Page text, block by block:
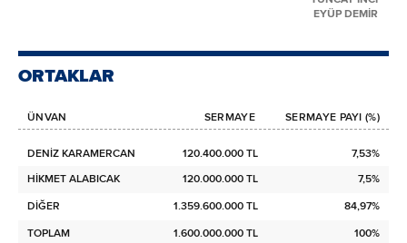
EYÜP DEMİR
ORTAKLAR
ÜNVAN SERMAYE SERMAYE PAYI (%)
DENİZ KARAMERCAN 120.400.000 TL
7,53%
HİKMET ALABICAK
120.000.000 TL
7,5%
DİĞER
1.359.600.000 TL
84,97%
TOPLAM
1.600.000.000 TL 100%